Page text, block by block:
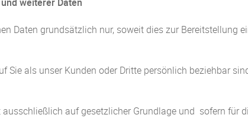
Daten grundsätzlich nur, soweit dies zur Bereitstellung
Sie als unser Kunden oder Dritte persönlich beziehbar
auf gesetzlicher Grundlage und  sofern für